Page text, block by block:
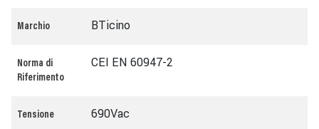
Marchio BTicino
Norma di
Riferimento
CEI EN 60947-2
Tensione 690Vac